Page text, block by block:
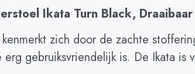
Ikata Turn Black, Draaibaar
zich door de zachte
gebruiksvriendelijk is. De Ikata is